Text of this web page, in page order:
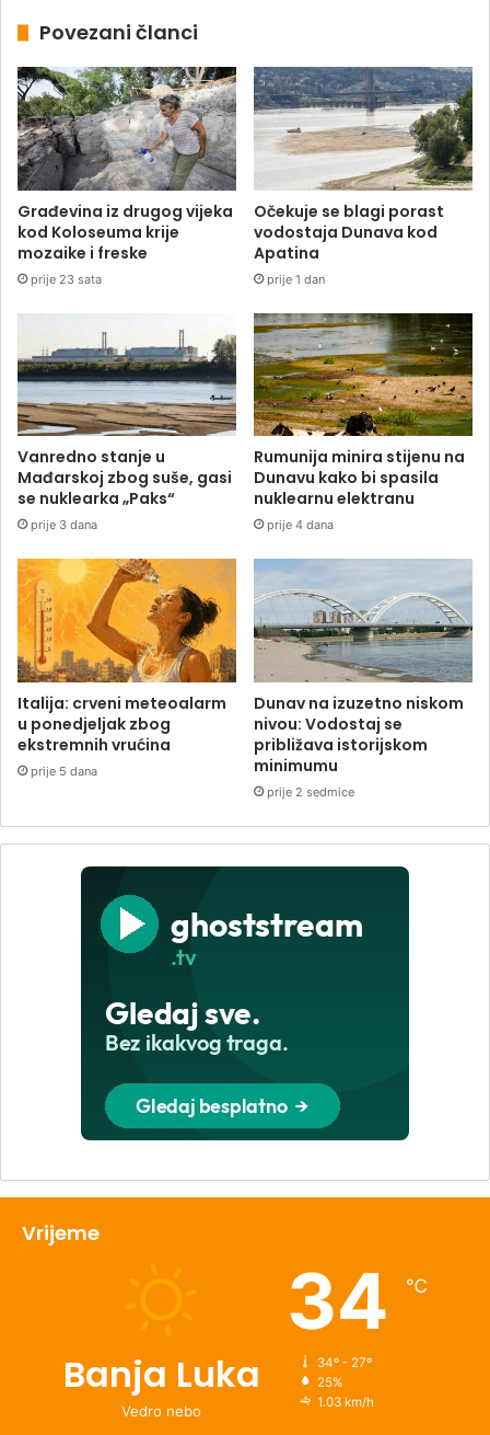
Povezani članci
Građevina iz drugog vijeka
kod Koloseuma krije
mozaike i freske
prije 23 sata
Očekuje se blagi porast
vodostaja Dunava kod
Apatina
prije 1 dan
Vanredno stanje u
Mađarskoj zbog suše, gasi
se nuklearka „Paks“
prije 3 dana
Rumunija minira stijenu na
Dunavu kako bi spasila
nuklearnu elektranu
prije 4 dana
Italija: crveni meteoalarm
u ponedjeljak zbog
ekstremnih vrućina
prije 5 dana
Dunav na izuzetno niskom
nivou: Vodostaj se
približava istorijskom
minimumu
prije 2 sedmice
Vrijeme
Banja Luka
Vedro nebo
34 ℃
34º - 27º
25%
1.03 km/h